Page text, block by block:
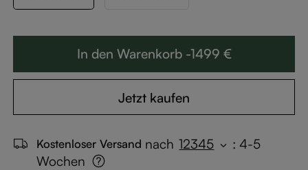
In den Warenkorb -1499 €
Jetzt kaufen
Kostenloser Versand nach 12345 : 4-5
Wochen